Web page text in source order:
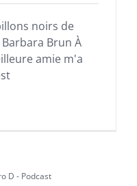
noirs de
Brun À
amie m'a
D - Podcast